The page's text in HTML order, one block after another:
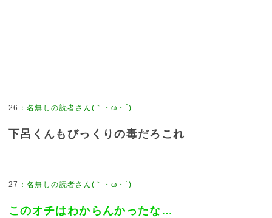
26 ：名無しの読者さん(｀・ω・´)
下呂くんもびっくりの毒だろこれ
27 ：名無しの読者さん(｀・ω・´)
このオチはわからんかったな…